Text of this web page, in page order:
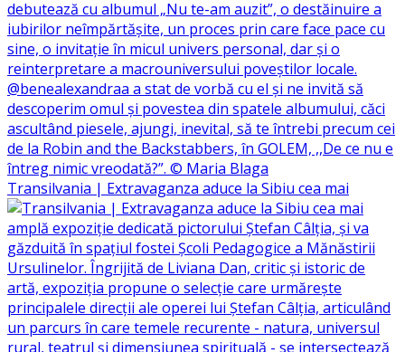
Transilvania | Extravaganza aduce la Sibiu cea mai